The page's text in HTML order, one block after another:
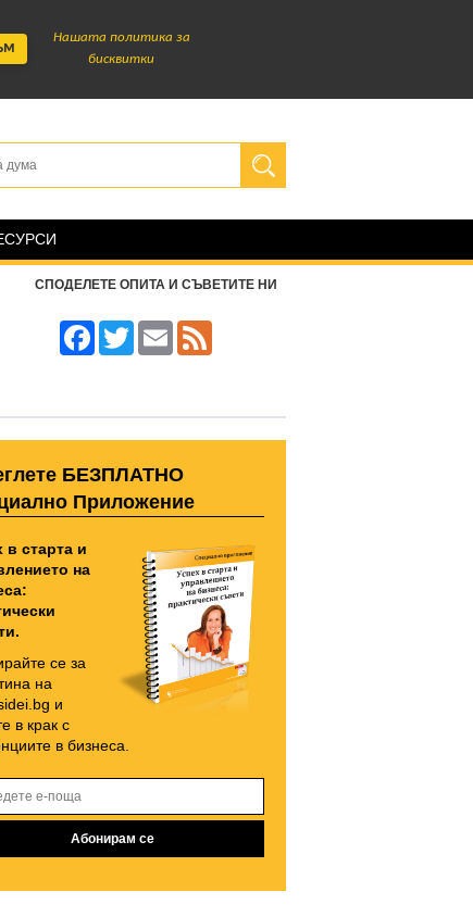
Нашата политика за
бисквитки
СПОДЕЛЕТЕ ОПИТА И СЪВЕТИТЕ НИ
FacebookTwitter Email
БЕЗПЛАТНО
Приложение
в старта и
на
се за
на
и
в крак с
в бизнеса.